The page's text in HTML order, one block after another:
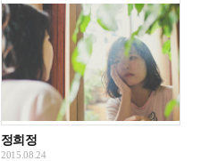
정희정
2015.08.24